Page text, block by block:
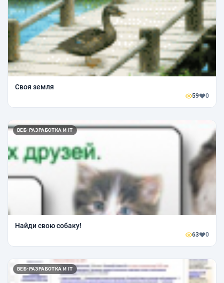
Своя земля
59 0
ВЕБ-РАЗРАБОТКА И IT
Найди свою собаку!
63 0
ВЕБ-РАЗРАБОТКА И IT